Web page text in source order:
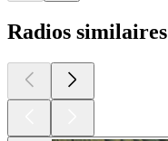
Radios similaires